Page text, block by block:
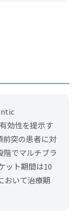
効性を提示す
前突の患者に対
階でマルチブラ
ット期間は10
おいて治療期